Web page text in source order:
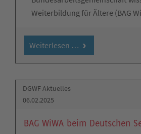
Weiterbildung für Ältere (BAG
Weiterlesen …
DGWF Aktuelles
06.02.2025
BAG WiWA beim Deutschen